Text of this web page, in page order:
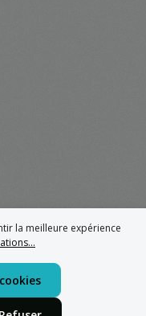
la meilleure expérience